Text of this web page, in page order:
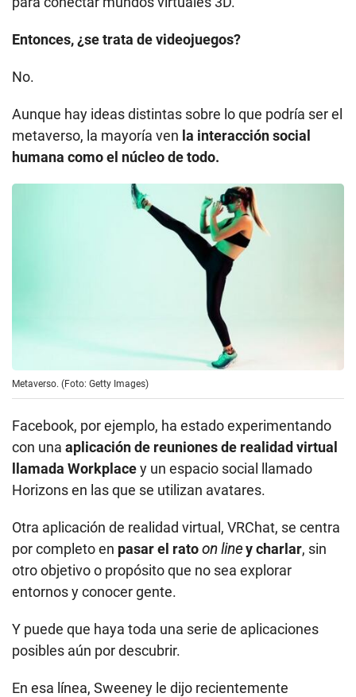
humana como el núcleo de todo.
Facebook, por ejemplo, ha estado experimentando
aplicación de reuniones de realidad virtual
y un espacio social llamado
Horizons en las que se utilizan avatares.
Otra aplicación de realidad virtual, VRChat, se centra
por completo enpasar el ratoon liney charlar, sin
otro objetivo o propósito que no sea explorar
entornos y conocer gente.
Y puede que haya toda una serie de aplicaciones
En esa línea, Sweeney le dijo recientemente
aThe Washington Postque imagina un mundo en el
que un fabricante de automóviles que intenta
el mundo virtual y deje conducirlo”.
internet,primero te pruebes la ropa en versión